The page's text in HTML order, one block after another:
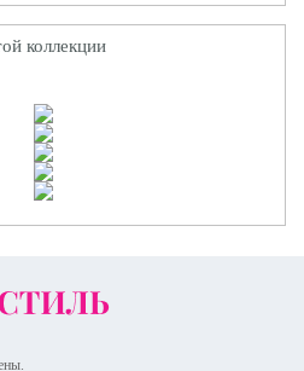
коллекции